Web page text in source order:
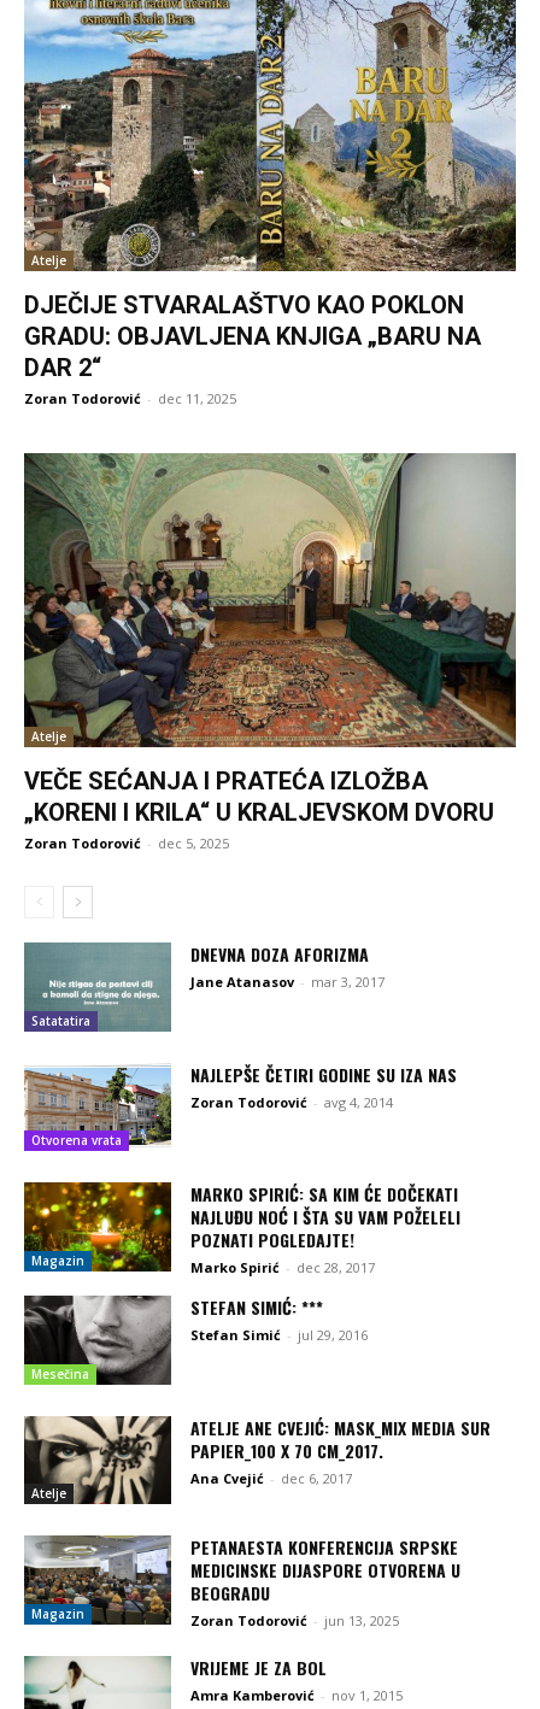
Atelje
DJEČIJE STVARALAŠTVO KAO POKLON
GRADU: OBJAVLJENA KNJIGA „BARU NA
DAR 2“
Zoran Todorović - dec 11, 2025
Atelje
VEČE SEĆANJA I PRATEĆA IZLOŽBA
„KORENI I KRILA“ U KRALJEVSKOM DVORU
Zoran Todorović - dec 5, 2025
Satatatira
DNEVNA DOZA AFORIZMA
Jane Atanasov - mar 3, 2017
Otvorena vrata
NAJLEPŠE ČETIRI GODINE SU IZA NAS
Zoran Todorović - avg 4, 2014
Magazin
MARKO SPIRIĆ: SA KIM ĆE DOČEKATI
NAJLUĐU NOĆ I ŠTA SU VAM POŽELELI
POZNATI POGLEDAJTE!
Marko Spirić - dec 28, 2017
Mesečina
STEFAN SIMIĆ: ***
Stefan Simić - jul 29, 2016
Atelje
ATELJE ANE CVEJIĆ: MASK_MIX MEDIA SUR
PAPIER_100 X 70 CM_2017.
Ana Cvejić - dec 6, 2017
Magazin
PETANAESTA KONFERENCIJA SRPSKE
MEDICINSKE DIJASPORE OTVORENA U
BEOGRADU
Zoran Todorović - jun 13, 2025
VRIJEME JE ZA BOL
Amra Kamberović - nov 1, 2015